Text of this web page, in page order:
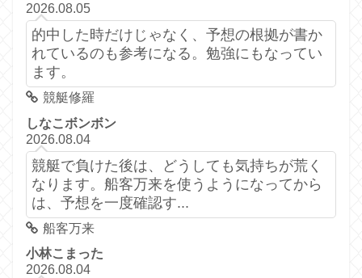
2026.08.05
的中した時だけじゃなく、予想の根拠が書か
れているのも参考になる。勉強にもなってい
ます。
競艇修羅
しなこボンボン
2026.08.04
競艇で負けた後は、どうしても気持ちが荒く
なります。船客万来を使うようになってから
は、予想を一度確認す...
船客万来
小林こまった
2026.08.04